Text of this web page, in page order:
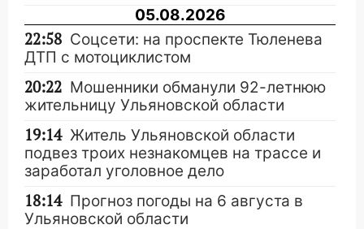
05.08.2026
22:58 Соцсети: на проспекте Тюленева
ДТП с мотоциклистом
20:22 Мошенники обманули 92-летнюю
жительницу Ульяновской области
19:14 Житель Ульяновской области
подвез троих незнакомцев на трассе и
заработал уголовное дело
18:14 Прогноз погоды на 6 августа в
Ульяновской области